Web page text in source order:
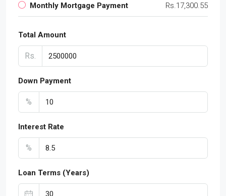
Monthly Mortgage Payment Rs.17,300.55
Total Amount
Rs.
Down Payment
%
Interest Rate
%
Loan Terms (Years)